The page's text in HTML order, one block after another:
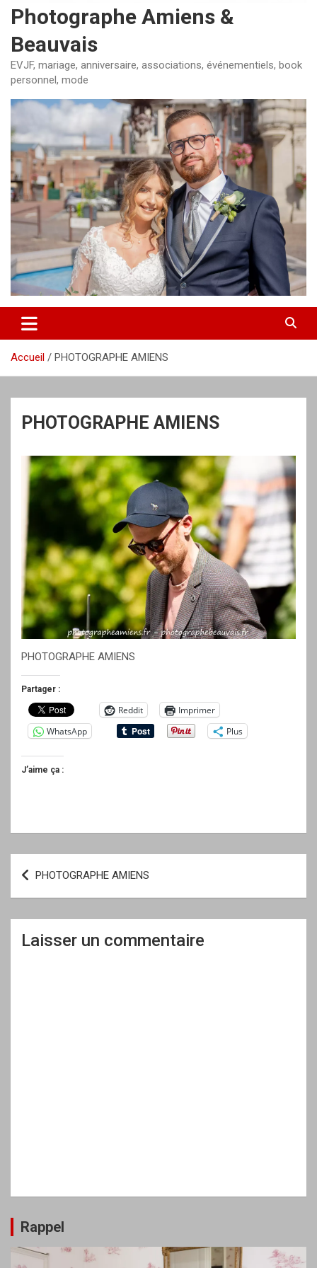
Photographe Amiens &
Beauvais
EVJF, mariage, anniversaire, associations, événementiels, book
personnel, mode
Accueil PHOTOGRAPHE AMIENS
PHOTOGRAPHE AMIENS
PHOTOGRAPHE AMIENS
Partager :
Reddit
Imprimer
WhatsApp
Plus
J’aime ça :
Navigation
de
PHOTOGRAPHE AMIENS
Laisser un commentaire
Rappel